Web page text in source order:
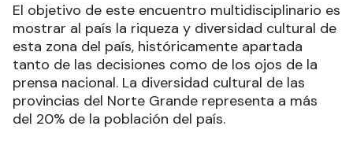
El objetivo de este encuentro multidisciplinario es
mostrar al país la riqueza y diversidad cultural de
esta zona del país, históricamente apartada
tanto de las decisiones como de los ojos de la
prensa nacional. La diversidad cultural de las
provincias del Norte Grande representa a más
del 20% de la población del país.